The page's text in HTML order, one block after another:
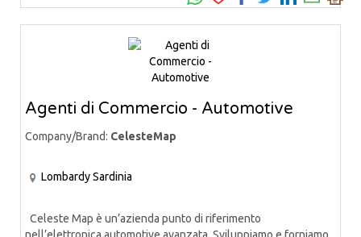
Agenti di Commercio - Automotive
Company/Brand: CelesteMap
LombardySardinia
Celeste Map è un’azienda punto di riferimento
nell’elettronica automotive avanzata. Sviluppiamo e forniamo